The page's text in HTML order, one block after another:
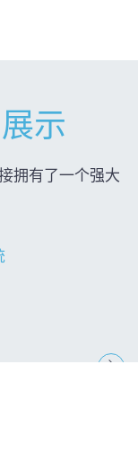
示
拥有了一个强大